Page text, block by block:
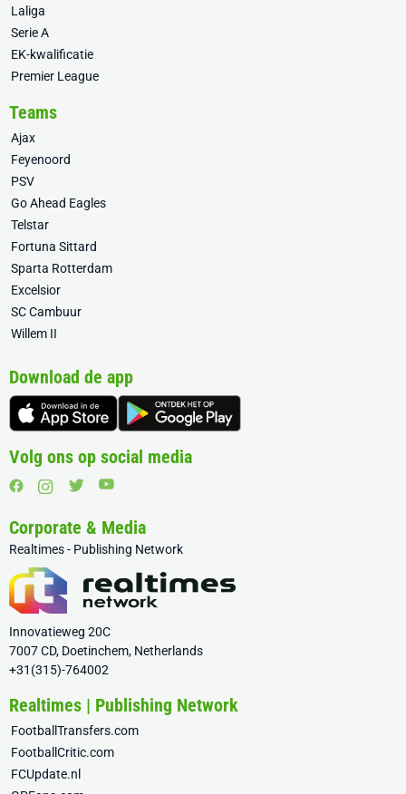
Laliga
Serie A
EK-kwalificatie
Premier League
Teams
Ajax
Feyenoord
PSV
Go Ahead Eagles
Telstar
Fortuna Sittard
Sparta Rotterdam
Excelsior
SC Cambuur
Willem II
Download de app
Volg ons op social media
Corporate & Media
Realtimes - Publishing Network
Innovatieweg 20C
7007 CD, Doetinchem, Netherlands
+31(315)-764002
Realtimes | Publishing Network
FootballTransfers.com
FootballCritic.com
FCUpdate.nl